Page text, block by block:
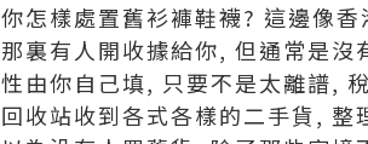
你怎樣處置舊衫褲鞋襪? 這邊像
那裏有人開收據給你, 但通常是
性由你自己填, 只要不是太離譜,
回收站收到各式各樣的二手貨, 整